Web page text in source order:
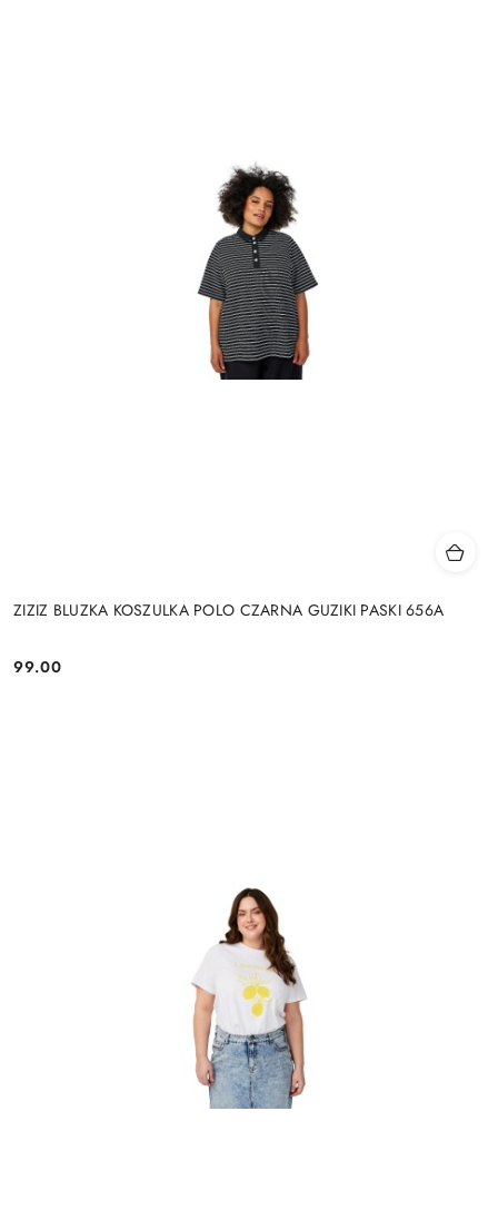
ZIZIZ BLUZKA KOSZULKA POLO CZARNA GUZIKI PASKI 656A
Cena:
99.00